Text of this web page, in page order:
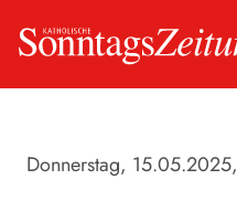
Donnerstag, 15.05.2025